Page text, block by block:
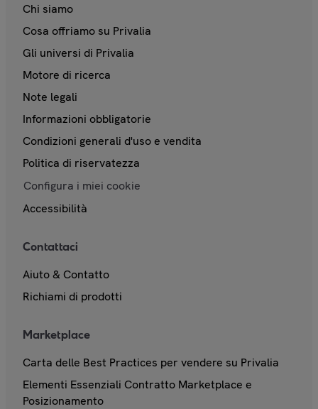
Chi siamo
Cosa offriamo su Privalia
Gli universi di Privalia
Motore di ricerca
Note legali
Informazioni obbligatorie
Condizioni generali d'uso e vendita
Politica di riservatezza
Configura i miei cookie
Accessibilità
Contattaci
Aiuto & Contatto
Richiami di prodotti
Marketplace
Carta delle Best Practices per vendere su Privalia
Elementi Essenziali Contratto Marketplace e
Posizionamento